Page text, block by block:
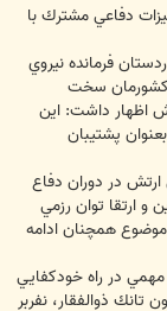
دفاعي مشترك با
فرمانده نيروي
كشورمان سخت
به نام روز ارتش اظهار داشت: اين
پشتيبان
ارتش در دوران دفاع
و ارتقا توان رزمي
موضوع همچنان ادامه
در راه خودكفايي
ذوالفقار، نفربر